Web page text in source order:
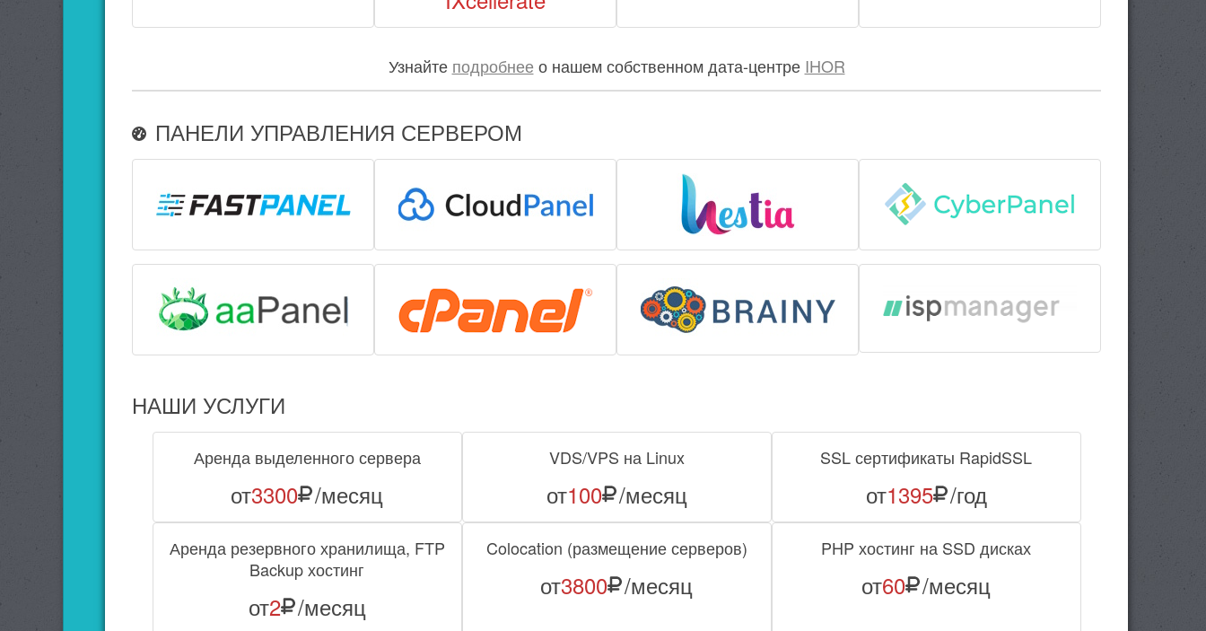
Узнайте подробнеео нашем собственном дата-центре IHOR
ПАНЕЛИ УПРАВЛЕНИЯ СЕРВЕРОМ
НАШИ УСЛУГИ
Аренда выделенного сервера
от3300 /месяц
VDS/VPS на Linux
от100 /месяц
SSL сертификаты RapidSSL
от1395 /год
Аренда резервного хранилища, FTP
Backup хостинг
от2 /месяц
Colocation (размещение серверов)
от3800 /месяц
PHP хостинг на SSD дисках
от60 /месяц